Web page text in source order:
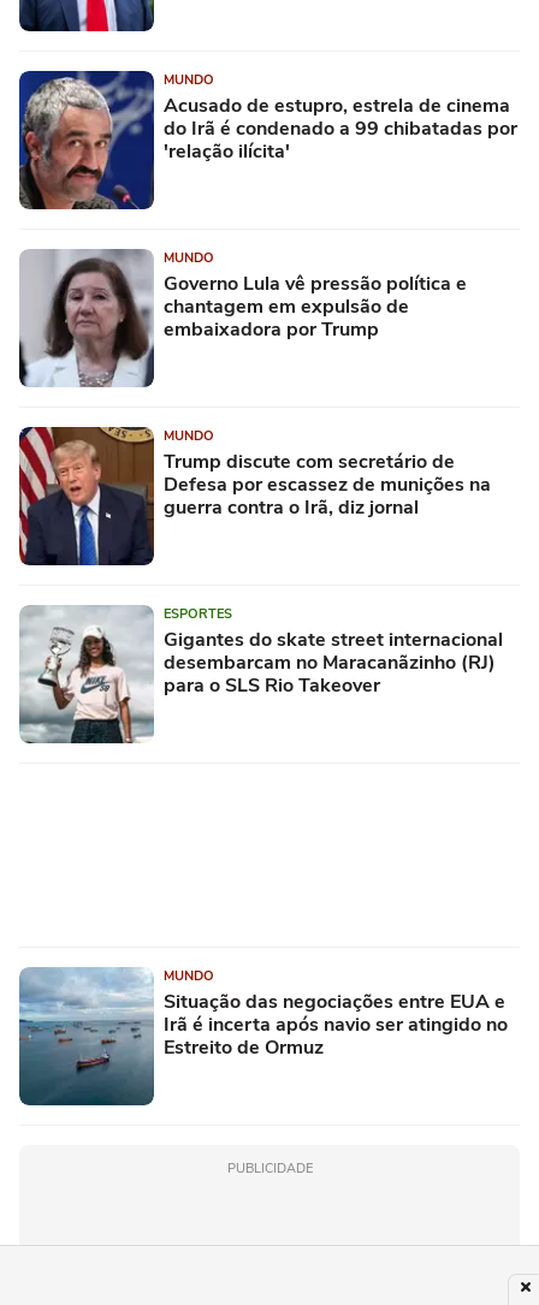
MUNDO
Acusado de estupro, estrela de cinema
do Irã é condenado a 99 chibatadas por
'relação ilícita'
MUNDO
Governo Lula vê pressão política e
chantagem em expulsão de
embaixadora por Trump
MUNDO
Trump discute com secretário de
Defesa por escassez de munições na
guerra contra o Irã, diz jornal
ESPORTES
Gigantes do skate street internacional
desembarcam no Maracanãzinho (RJ)
para o SLS Rio Takeover
MUNDO
Situação das negociações entre EUA e
Irã é incerta após navio ser atingido no
Estreito de Ormuz
PUBLICIDADE